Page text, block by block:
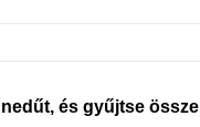
és gyűjtse